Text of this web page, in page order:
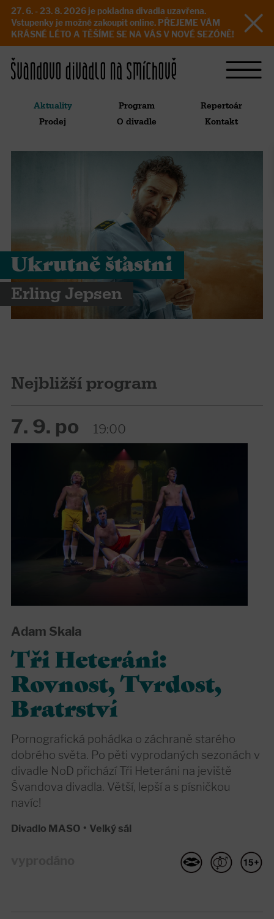
27. 6. - 23. 8. 2026 je pokladna divadla uzavřena.
Vstupenky je možné zakoupit online. PŘEJEME VÁM
KRÁSNÉ LÉTO A TĚŠÍME SE NA VÁS V NOVÉ SEZÓNĚ!
Aktuality Program
Repertoár
Prodej
O divadle Kontakt
Ukrutně šťastni
Erling Jepsen
Nejbližší program
7. 9. po 19:00
Adam Skala
Tři Heteráni:
Rovnost, Tvrdost,
Bratrství
Pornografická pohádka o záchraně starého
dobrého světa. Po pěti vyprodaných sezonách v
divadle NoD přichází Tři Heteráni na jeviště
Švandova divadla. Větší, lepší a s písničkou
navíc!
Divadlo MASO • Velký sál